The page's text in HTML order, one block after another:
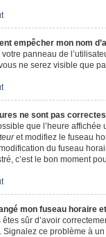
empêcher mon nom
votre panneau de
ne serez visible que
ne sont pas
que l’heure
et modifiez le fuseau
du fuseau
c’est le bon moment
mon fuseau horaire
êtes sûr d’avoir
Signalez ce problème à